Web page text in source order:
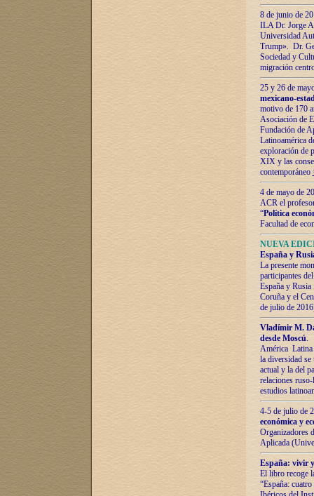
8 de junio de
ILA Dr. Jorge
Universidad
Trump». Dr.
Sociedad y
migración
25 y 26 de
mexicano-
motivo de 170
Asociación de
Fundación de
Latinoamérica
exploración de
XIX y las
contemporáneo
4 de mayo de
ACR el
“Política
Facultad de
NUEVA
España y
La presente
participantes
España y
Coruña y el
de julio de
Vladímir М.
desde Moscú.
América Latina
la diversidad
actual у lа del
relaciones
estudios
4-5 de julio de
económica y
Organizadores
Aplicada
España: vivir
El libro recoge
“España: